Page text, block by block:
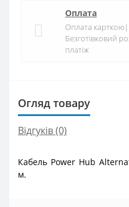
Оплата
Оплата карткою|
Безготівковий
платіж
Огляд товару
Відгуків (0)
Кабель Power Hub
м.